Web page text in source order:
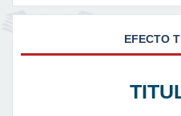
EFECTO